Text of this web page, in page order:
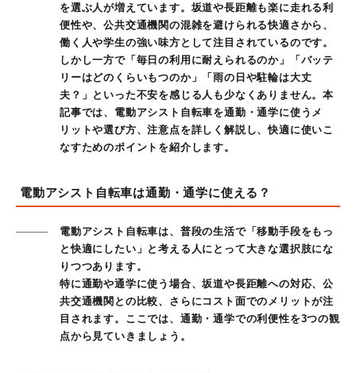
を選ぶ人が増えています。坂道や長距離も楽に走れる利
便性や、公共交通機関の混雑を避けられる快適さから、
働く人や学生の強い味方として注目されているのです。
しかし一方で「毎日の利用に耐えられるのか」「バッテ
リーはどのくらいもつのか」「雨の日や駐輪は大丈
夫？」といった不安を感じる人も少なくありません。本
記事では、電動アシスト自転車を通勤・通学に使うメ
リットや選び方、注意点を詳しく解説し、快適に使いこ
なすためのポイントを紹介します。
電動アシスト自転車は通勤・通学に使える？
電動アシスト自転車は、普段の生活で「移動手段をもっ
と快適にしたい」と考える人にとって大きな選択肢にな
りつつあります。
特に通勤や通学に使う場合、坂道や長距離への対応、公
共交通機関との比較、さらにコスト面でのメリットが注
目されます。ここでは、通勤・通学での利便性を3つの観
点から見ていきましょう。